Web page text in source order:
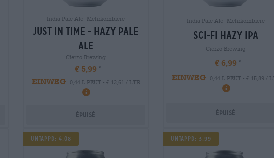
India Pale Ale|Mehrkornbiere
just in time - hazy pale
ale
Cierzo Brewing
€ 5,99
EINWEG
0,44 L PEUT - € 13,61 / LTR
Épuisé
India Pale Ale|Mehrkornbiere
sci-fi hazy ipa
Cierzo Brewing
€ 6,99
EINWEG
0,44 L PEUT - € 15,89 /
Épuisé
Untappd: 4,08 Untappd: 3,99